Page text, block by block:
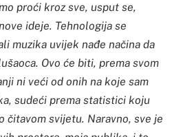
proći kroz sve, usput se,
ideje. Tehnologija se
muzika uvijek nađe načina da
Ovo će biti, prema svom
ni veći od onih na koje sam
sudeći prema statistici koju
čitavom svijetu. Naravno, sve je